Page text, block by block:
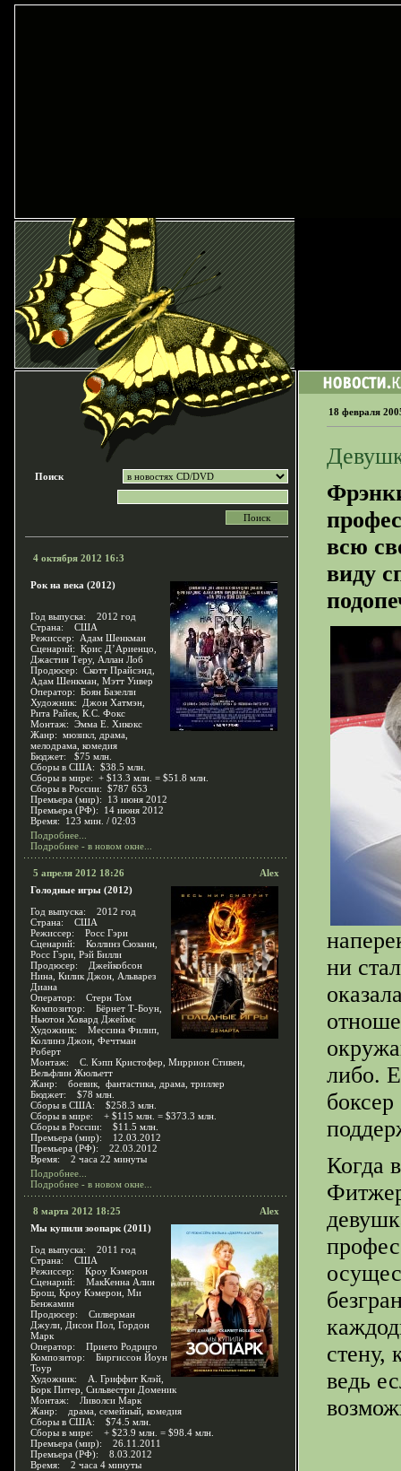
Поиск
4 октября 2012 16:3
Рок на века (2012)
Год выпуска: 2012 год
Страна: США
Режиссер: Адам Шенкман
Сценарий: Крис Д’Ариенцо,
Джастин Теру, Аллан Лоб
Продюсер: Скотт Прайсэнд,
Адам Шенкман, Мэтт Уивер
Оператор: Боян Базелли
Художник: Джон Хатмэн,
Рита Райек, К.С. Фокс
Монтаж: Эмма Е. Хикокс
Жанр: мюзикл, драма,
мелодрама, комедия
Бюджет: $75 млн.
Сборы в США: $38.5 млн.
Сборы в мире: + $13.3 млн. = $51.8 млн.
Сборы в России: $787 653
Премьера (мир): 13 июня 2012
Премьера (РФ): 14 июня 2012
Время: 123 мин. / 02:03
Подробнее...
Подробнее - в новом окне...
5 апреля 2012 18:26
Alex
Голодные игры (2012)
Год выпуска: 2012 год
Страна: США
Режиссер: Росс Гэри
Сценарий: Коллинз Сюзанн,
Росс Гэри, Рэй Билли
Продюсер: Джейкобсон
Нина, Килик Джон, Альварез
Диана
Оператор: Стерн Том
Композитор: Бёрнет Т-Боун,
Ньютон Ховард Джеймс
Художник: Мессина Филип,
Коллинз Джон, Фечтман
Роберт
Монтаж: С. Кэпп Кристофер, Миррион Стивен,
Вельфлин Жюльетт
Жанр: боевик, фантастика, драма, триллер
Бюджет: $78 млн.
Сборы в США: $258.3 млн.
Сборы в мире: + $115 млн. = $373.3 млн.
Сборы в России: $11.5 млн.
Премьера (мир): 12.03.2012
Премьера (РФ): 22.03.2012
Время: 2 часа 22 минуты
Подробнее...
Подробнее - в новом окне...
8 марта 2012 18:25
Alex
Мы купили зоопарк (2011)
Год выпуска: 2011 год
Страна: США
Режиссер: Кроу Кэмерон
Сценарий: МакКенна Алин
Брош, Кроу Кэмерон, Ми
Бенжамин
Продюсер: Силверман
Джули, Дисон Пол, Гордон
Марк
Оператор: Прието Родриго
Композитор: Биргиссон Йоун
Тоур
Художник: А. Гриффит Клэй,
Борк Питер, Сильвестри Доменик
Монтаж: Ливолси Марк
Жанр: драма, семейный, комедия
Сборы в США: $74.5 млн.
Сборы в мире: + $23.9 млн. = $98.4 млн.
Премьера (мир): 26.11.2011
Премьера (РФ): 8.03.2012
Время: 2 часа 4 минуты
18 февраля
всю
виду
ни
либо.
Когда
стену,
ведь